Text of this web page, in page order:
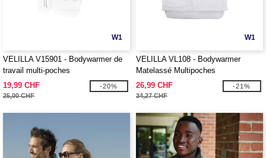
W1
VELILLA V15901 - Bodywarmer de
travail multi-poches
19,99 CHF
25,00 CHF
-20%
W1
VELILLA VL108 - Bodywarmer
Matelassé Multipoches
26,99 CHF
34,27 CHF
-21%